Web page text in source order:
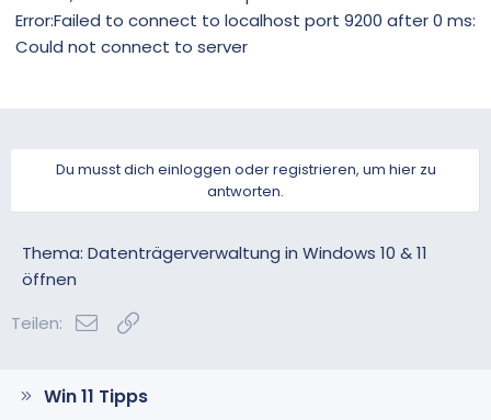
Error:Failed to connect to localhost port 9200 after 0 ms:
Could not connect to server
Du musst dich einloggen oder registrieren, um hier zu
antworten.
Thema: Datenträgerverwaltung in Windows 10 & 11
öffnen
Teilen:
E-Mail
Win 11 Tipps